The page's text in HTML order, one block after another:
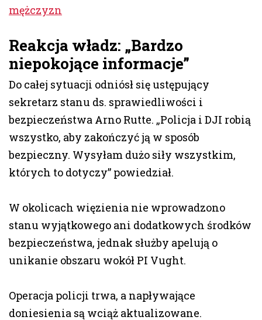
mężczyzn
Reakcja władz: „Bardzo
niepokojące informacje”
Do całej sytuacji odniósł się ustępujący
sekretarz stanu ds. sprawiedliwości i
bezpieczeństwa Arno Rutte. „Policja i DJI robią
wszystko, aby zakończyć ją w sposób
bezpieczny. Wysyłam dużo siły wszystkim,
których to dotyczy” powiedział.
W okolicach więzienia nie wprowadzono
stanu wyjątkowego ani dodatkowych środków
bezpieczeństwa, jednak służby apelują o
unikanie obszaru wokół PI Vught.
Operacja policji trwa, a napływające
doniesienia są wciąż aktualizowane.